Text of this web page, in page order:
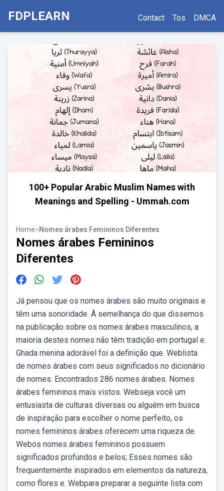
FDPLEARN Contact Tos DMCA
100+ Popular Arabic Muslim Names with
Meanings and Spelling - Ummah.com
Home>Nomes árabes Femininos Diferentes
Nomes árabes Femininos
Diferentes
Já pensou que os nomes árabes são muito originais e
têm uma sonoridade. À semelhança do que dissemos
na publicação sobre os nomes árabes masculinos, a
maioria destes nomes não têm tradição em portugal e.
Ghada menina adorável foi a definição que. Weblista
de nomes árabes com seus significados no dicionário
de nomes. Encontrados 286 nomes árabes. Nomes
árabes femininos mais vistos. Webseja você um
entusiasta de culturas diversas ou alguém em busca
de inspiração para escolher o nome perfeito, os
nomes femininos árabes oferecem uma riqueza de.
Webos nomes árabes femininos possuem
significados profundos e belos; Esses nomes são
frequentemente inspirados em elementos da natureza,
como flores e. Webpara preparar a seguinte lista com